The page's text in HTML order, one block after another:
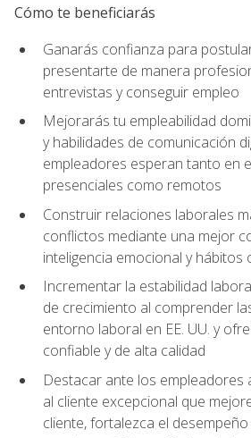
Cómo te beneficiarás
Ganarás confianza para
presentarte de manera
entrevistas y conseguir empleo
Mejorarás tu empleabilidad
y habilidades de comunicación
empleadores esperan tanto en
presenciales como remotos
Construir relaciones laborales
conflictos mediante una mejor
inteligencia emocional y hábitos
Incrementar la estabilidad
de crecimiento al comprender
entorno laboral en EE. UU. y
confiable y de alta calidad
Destacar ante los empleadores
al cliente excepcional que
cliente, fortalezca el